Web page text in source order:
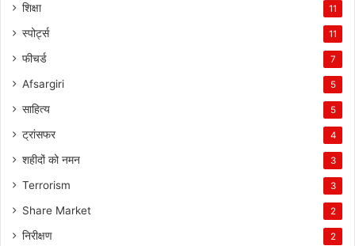
शिक्षा 11
स्पोर्ट्स 11
फीचर्ड 7
Afsargiri 5
साहित्य 5
ट्रांसफर 4
शहीदों को नमन 3
Terrorism 3
Share Market 2
निरीक्षण 2